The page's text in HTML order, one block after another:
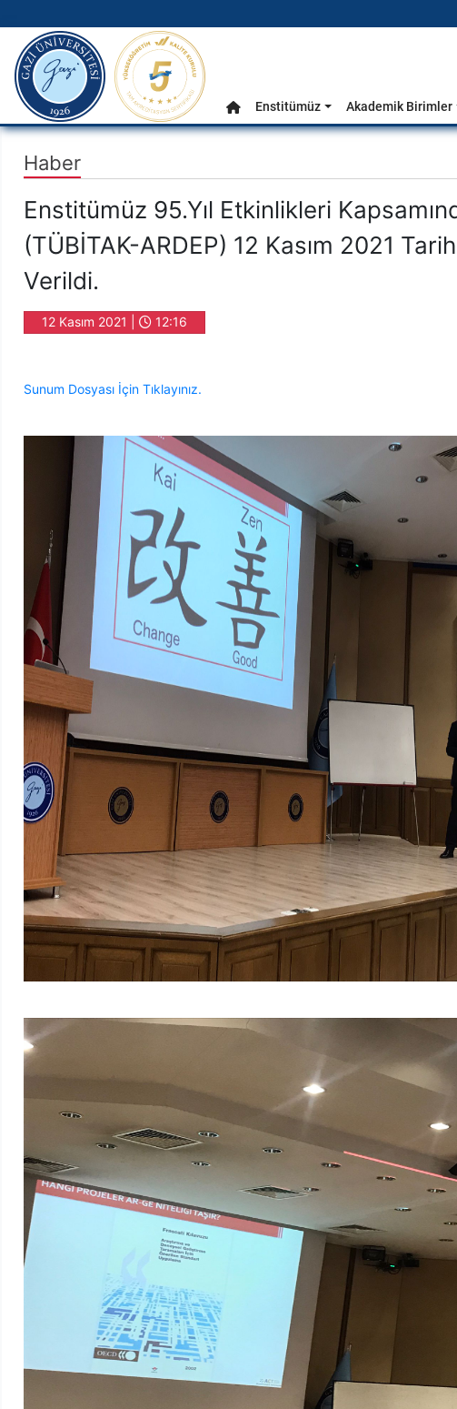
Ana Menü
gazi.edu.tr
Anasayfa
Enstitümüz Akademik Birimler
Haber
Enstitümüz 95.Yıl Etkinlikleri
(TÜBİTAK-ARDEP) 12 Kasım 2021
Verildi.
12 Kasım 2021 | 12:16
Sunum Dosyası İçin Tıklayınız.